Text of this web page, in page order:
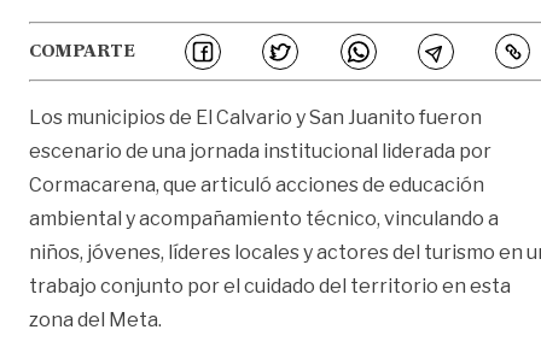
COMPARTE
Los municipios de El Calvario y San Juanito fueron
escenario de una jornada institucional liderada por
Cormacarena, que articuló acciones de educación
ambiental y acompañamiento técnico, vinculando a
niños, jóvenes, líderes locales y actores del turismo en
trabajo conjunto por el cuidado del territorio en esta
zona del Meta.